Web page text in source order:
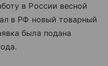
в России весной
в РФ новый товарный
была подана